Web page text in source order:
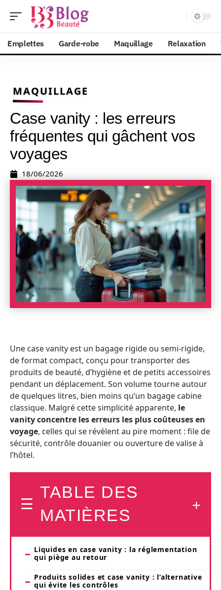
Emplettes Garde-robe Maquillage Relaxation
MAQUILLAGE
Case vanity : les erreurs
fréquentes qui gâchent vos
voyages
18/06/2026
Une case vanity est un bagage rigide ou semi-rigide,
de format compact, conçu pour transporter des
produits de beauté, d’hygiène et de petits accessoires
pendant un déplacement. Son volume tourne autour
de quelques litres, bien moins qu’un bagage cabine
classique. Malgré cette simplicité apparente, le
vanity concentre les erreurs les plus coûteuses en
voyage, celles qui se révèlent au pire moment : file de
sécurité, contrôle douanier ou ouverture de valise à
l’hôtel.
TABLE DES
MATIÈRES
Liquides en case vanity : la réglementation
qui piège au retour
Produits solides et case vanity : l’alternative
qui évite les contrôles